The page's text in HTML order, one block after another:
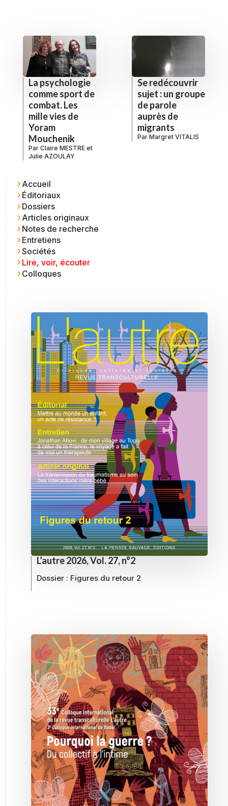
La psychologie
comme sport de
combat. Les
mille vies de
Yoram
Mouchenik
Par Claire MESTRE et
Julie AZOULAY
Se redécouvrir
sujet : un groupe
de parole
auprès de
migrants
Par Margret VITALIS
Accueil
Éditoriaux
Dossiers
Articles originaux
Notes de recherche
Entretiens
Sociétés
Lire, voir, écouter
Colloques
L’autre 2026, Vol. 27, n°2
Dossier : Figures du retour 2